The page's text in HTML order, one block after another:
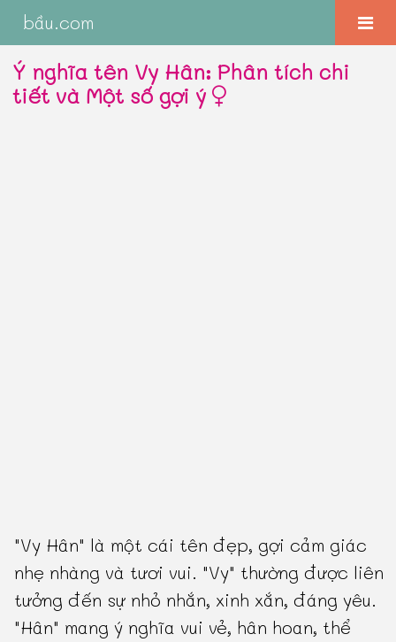
bầu.com
Ý nghĩa tên Vy Hân: Phân tích chi
tiết và Một số gợi ý
"Vy Hân" là một cái tên đẹp, gợi cảm giác
nhẹ nhàng và tươi vui. "Vy" thường được liên
tưởng đến sự nhỏ nhắn, xinh xắn, đáng yêu.
"Hân" mang ý nghĩa vui vẻ, hân hoan, thể